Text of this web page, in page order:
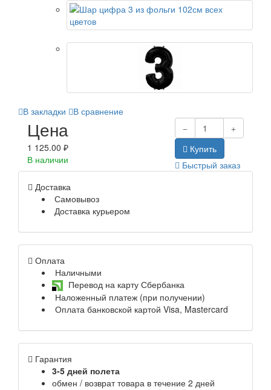
В закладки В сравнение
Цена
1 125.00 ₽
В наличии
Купить
Быстрый заказ
Доставка
Самовывоз
Доставка курьером
Оплата
Наличными
Перевод на карту Сбербанка
Наложенный платеж (при получении)
Оплата банковской картой Visa, Mastercard
Гарантия
3-5 дней полета
обмен / возврат товара в течение 2 дней